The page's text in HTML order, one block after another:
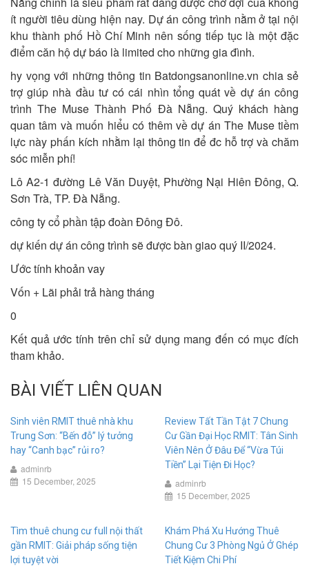
ít người tiêu dùng hiện nay. Dự án công trình nằm ở tại nội
khu thành phố Hồ Chí Minh nên sống tiếp tục là một đặc
điểm căn hộ dự báo là limited cho những gia đình.
hy vọng với những thông tin Batdongsanonline.vn chia sẻ
trợ giúp nhà đầu tư có cái nhìn tổng quát về dự án công
trình The Muse Thành Phố Đà Nẵng. Quý khách hàng
quan tâm và muốn hiểu có thêm về dự án The Muse tiềm
lực này phấn kích nhằm lại thông tin để đc hỗ trợ và chăm
sóc miễn phí!
Lô A2-1 đường Lê Văn Duyệt, Phường Nại Hiên Đông, Q.
Sơn Trà, TP. Đà Nẵng.
công ty cổ phần tập đoàn Đông Đô.
dự kiến dự án công trình sẽ được bàn giao quý II/2024.
Ước tính khoản vay
Vốn + Lãi phải trả hàng tháng
0
Kết quả ước tính trên chỉ sử dụng mang đến có mục đích
tham khảo.
BÀI VIẾT LIÊN QUAN
Sinh viên RMIT thuê nhà khu
Trung Sơn: “Bến đỗ” lý tưởng
hay “Canh bạc” rủi ro?
adminrb
15 December, 2025
Review Tất Tần Tật 7 Chung
Cư Gần Đại Học RMIT: Tân Sinh
Viên Nên Ở Đâu Để “Vừa Túi
Tiền” Lại Tiện Đi Học?
adminrb
15 December, 2025
Tìm thuê chung cư full nội thất
gần RMIT: Giải pháp sống tiện
lợi tuyệt vời
Khám Phá Xu Hướng Thuê
Chung Cư 3 Phòng Ngủ Ở Ghép
Tiết Kiệm Chi Phí